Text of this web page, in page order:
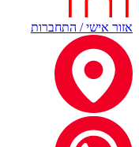
אזור אישי / התחברות